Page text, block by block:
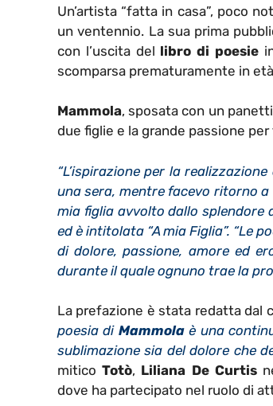
Un’artista “fatta in casa”, poco
un ventennio. La sua prima
con l’uscita del libro di poesie
scomparsa prematuramente in
Mammola, sposata con un
due figlie e la grande passione
“L’ispirazione per la
una sera, mentre facevo ritorno
mia figlia avvolto dallo splendore
ed è intitolata “A mia Figlia”. “Le
di dolore, passione, amore ed
durante il quale ognuno trae la
La prefazione è stata redatta dal
poesia di Mammolaè una
sublimazione sia del dolore che
miticoTotò, Liliana De Curtis
dove ha partecipato nel ruolo di